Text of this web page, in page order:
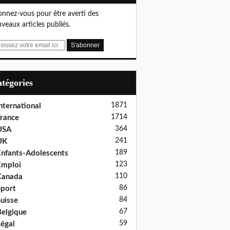
vous pour être averti des
articles publiés.
1871
1714
364
241
Adolescents 189
123
110
86
84
67
59